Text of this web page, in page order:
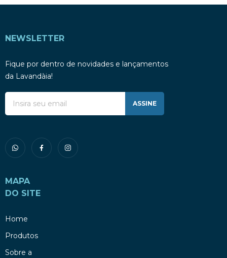
NEWSLETTER
Fique por dentro de novidades e lançamentos
da Lavandàia!
ASSINE
MAPA
DO SITE
Home
Produtos
Sobre a